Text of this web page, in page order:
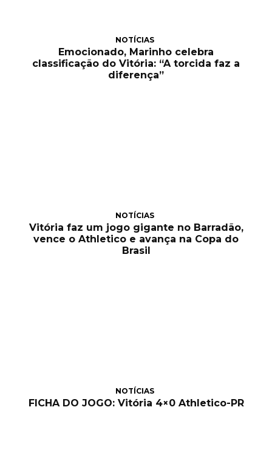
NOTÍCIAS
Emocionado, Marinho celebra
classificação do Vitória: “A torcida faz a
diferença”
NOTÍCIAS
Vitória faz um jogo gigante no Barradão,
vence o Athletico e avança na Copa do
Brasil
NOTÍCIAS
FICHA DO JOGO: Vitória 4×0 Athletico-PR